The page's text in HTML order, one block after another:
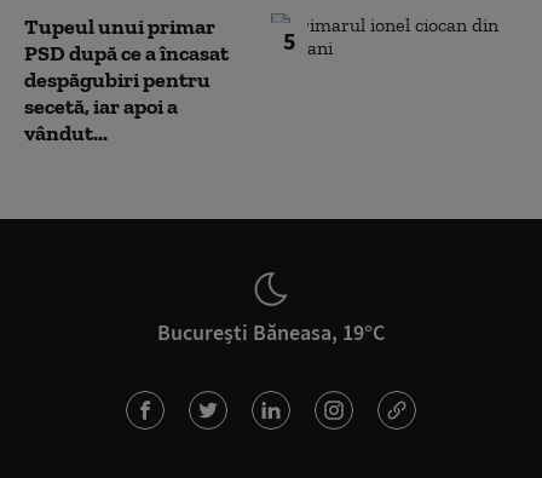
5
Tupeul unui primar
PSD după ce a încasat
despăgubiri pentru
secetă, iar apoi a
vândut...
București Băneasa, 19°C